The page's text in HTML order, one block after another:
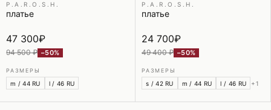
P.A.R.O.S.H.
платье
47 300₽
94 500 ₽ −50%
РАЗМЕРЫ
m / 44 RU l / 46 RU
P.A.R.O.S.H.
платье
24 700₽
49 400 ₽ −50%
РАЗМЕРЫ
s / 42 RU m / 44 RU l / 46 RU +1